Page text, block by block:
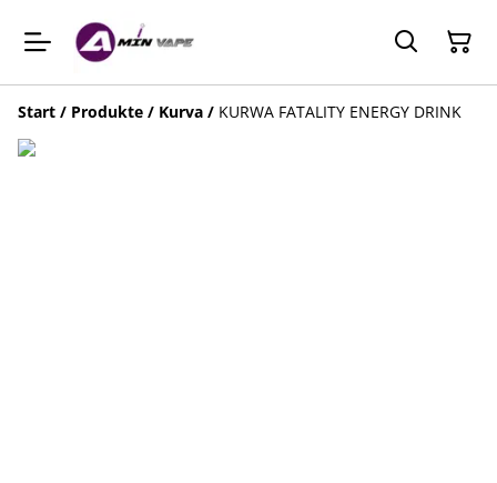
Start / Produkte / Kurva / KURWA FATALITY ENERGY DRINK